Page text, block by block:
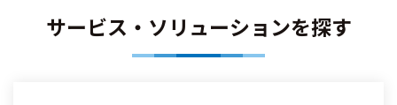
サービス・ソリューションを探す